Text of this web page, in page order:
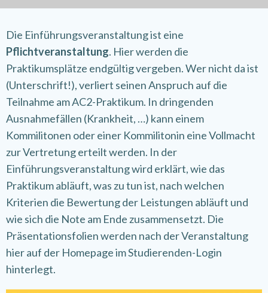
Die Einführungsveranstaltung ist eine
Pflichtveranstaltung. Hier werden die
Praktikumsplätze endgültig vergeben. Wer nicht da ist
(Unterschrift!), verliert seinen Anspruch auf die
Teilnahme am AC2-Praktikum. In dringenden
Ausnahmefällen (Krankheit, …) kann einem
Kommilitonen oder einer Kommilitonin eine Vollmacht
zur Vertretung erteilt werden. In der
Einführungsveranstaltung wird erklärt, wie das
Praktikum abläuft, was zu tun ist, nach welchen
Kriterien die Bewertung der Leistungen abläuft und
wie sich die Note am Ende zusammensetzt. Die
Präsentationsfolien werden nach der Veranstaltung
hier auf der Homepage im Studierenden-Login
hinterlegt.